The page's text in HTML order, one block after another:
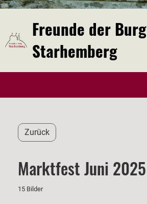
Freunde der Burg
Starhemberg
Zurück
Marktfest Juni 2025
15 Bilder